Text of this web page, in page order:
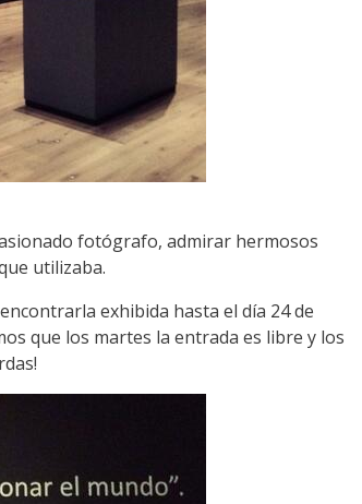
fotógrafo, admirar hermosos
utilizaba.
exhibida hasta el día 24 de
que los martes la entrada es libre y los